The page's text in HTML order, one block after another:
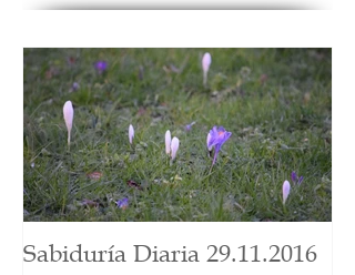
Sabiduría Diaria 29.11.2016